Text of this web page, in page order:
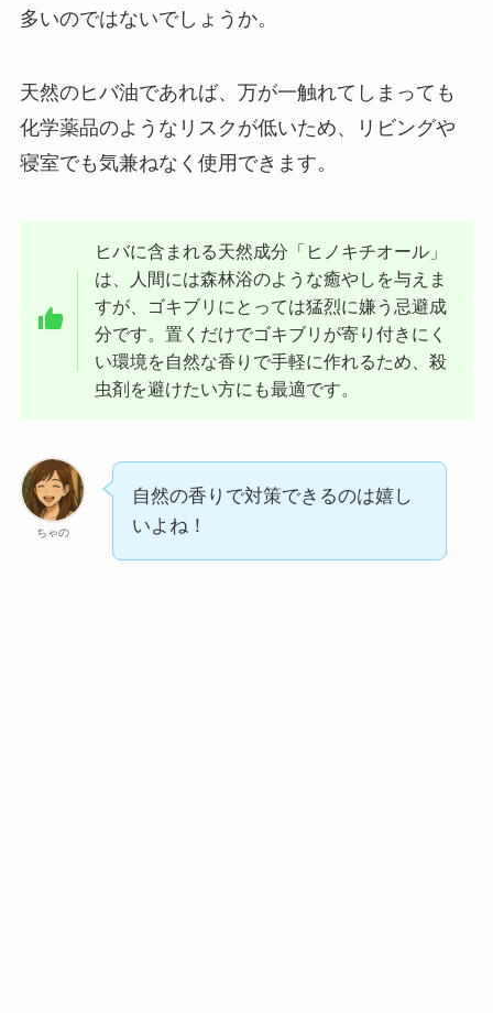
多いのではないでしょうか。
天然のヒバ油であれば、万が一触れてしまっても
化学薬品のようなリスクが低いため、リビングや
寝室でも気兼ねなく使用できます。
ヒバに含まれる天然成分「ヒノキチオール」
は、人間には森林浴のような癒やしを与えま
すが、ゴキブリにとっては猛烈に嫌う忌避成
分です。置くだけでゴキブリが寄り付きにく
い環境を自然な香りで手軽に作れるため、殺
虫剤を避けたい方にも最適です。
ちゃの
自然の香りで対策できるのは嬉し
いよね！